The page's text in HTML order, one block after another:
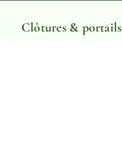
Clôtures & portails